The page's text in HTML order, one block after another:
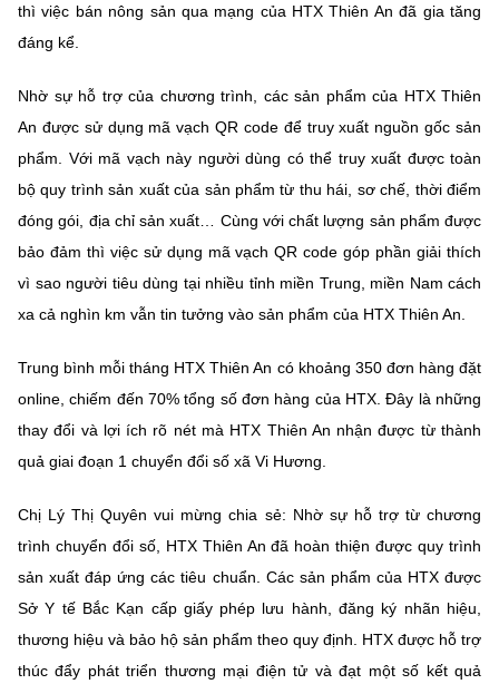
Điện thoại: 024 3936 9506
Email:stc@mst.gov.vn
(Ghi rõ nguồn "https://mst.gov.vn" khi phát hành lại thông tin từ
website này)
thì việc bán nông sản qua mạng của HTX Thiên An đã gia tăng
đáng kể.
Nhờ sự hỗ trợ của chương trình, các sản phẩm của HTX Thiên
An được sử dụng mã vạch QR code để truy xuất nguồn gốc sản
phẩm. Với mã vạch này người dùng có thể truy xuất được toàn
bộ quy trình sản xuất của sản phẩm từ thu hái, sơ chế, thời điểm
đóng gói, địa chỉ sản xuất… Cùng với chất lượng sản phẩm được
bảo đảm thì việc sử dụng mã vạch QR code góp phần giải thích
vì sao người tiêu dùng tại nhiều tỉnh miền Trung, miền Nam cách
xa cả nghìn km vẫn tin tưởng vào sản phẩm của HTX Thiên An.
Trung bình mỗi tháng HTX Thiên An có khoảng 350 đơn hàng đặt
online, chiếm đến 70% tổng số đơn hàng của HTX. Đây là những
thay đổi và lợi ích rõ nét mà HTX Thiên An nhận được từ thành
quả giai đoạn 1 chuyển đổi số xã Vi Hương.
Chị Lý Thị Quyên vui mừng chia sẻ: Nhờ sự hỗ trợ từ chương
trình chuyển đổi số, HTX Thiên An đã hoàn thiện được quy trình
sản xuất đáp ứng các tiêu chuẩn. Các sản phẩm của HTX được
Sở Y tế Bắc Kạn cấp giấy phép lưu hành, đăng ký nhãn hiệu,
thương hiệu và bảo hộ sản phẩm theo quy định. HTX được hỗ trợ
thúc đẩy phát triển thương mại điện tử và đạt một số kết quả